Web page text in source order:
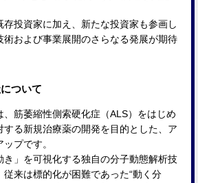
投資家に加え、新たな投資家も参画し
術および事業展開のさらなる発展が期待
ついて
筋萎縮性側索硬化症（ALS）をはじめ
する新規治療薬の開発を目的とした、ア
プです。
」を可視化する独自の分子動態解析技
来は標的化が困難であった“動く分